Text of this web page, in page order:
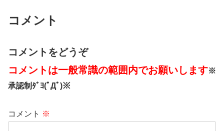
コメント
コメントをどうぞ
コメントは一般常識の範囲内でお願いします※
承認制ﾀﾞﾖ(ﾟДﾟ)※
コメント ※